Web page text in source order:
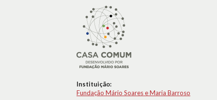
Instituição:
Fundação Mário Soares e Maria Barroso